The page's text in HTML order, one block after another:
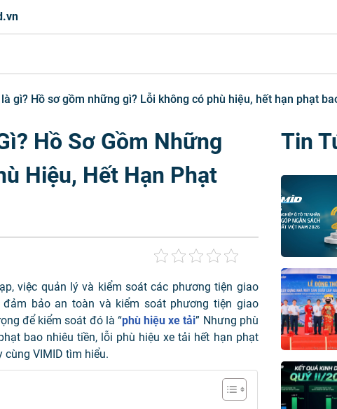
gì? Hồ sơ gồm những gì? Lỗi không có phù hiệu, hết hạn phạt
Hồ Sơ Gồm Những
Hiệu, Hết Hạn Phạt
việc quản lý và kiểm soát các phương tiện giao
bảo an toàn và kiểm soát phương tiện giao
để kiểm soát đó là “phù hiệu xe tải” Nhưng phù
bao nhiêu tiền, lỗi phù hiệu xe tải hết hạn phạt
cùng VIMID tìm hiểu.
Tin